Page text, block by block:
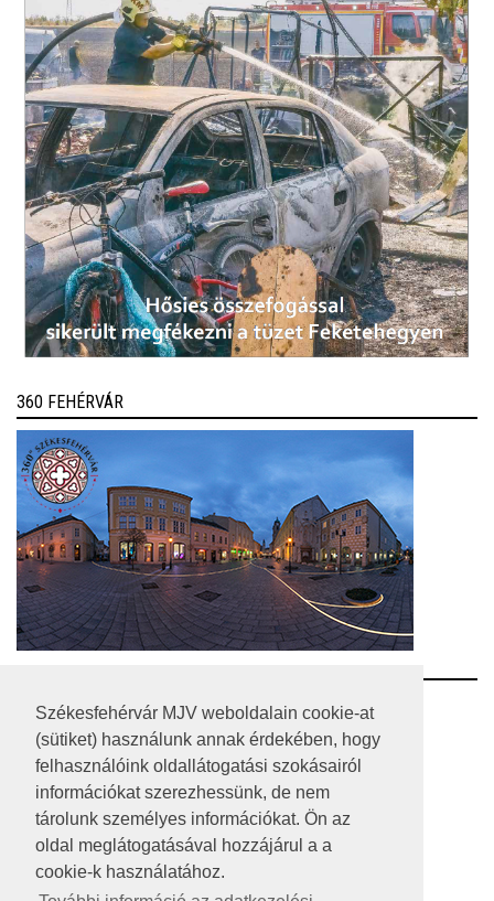
Székesfehérvár MJV weboldalain cookie-at
(sütiket) használunk annak érdekében, hogy
felhasználóink oldallátogatási szokásairól
információkat szerezhessünk, de nem
tárolunk személyes információkat. Ön az
oldal meglátogatásával hozzájárul a a
cookie-k használatához.
360 FEHÉRVÁR
RSS
A HONLAP 2017.03.31-I ÁLLAPOTA
JOGI NYILATKOZAT
IMPRESSZUM